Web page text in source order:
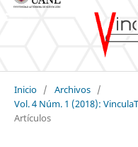
Inicio / Archivos /
Vol. 4 Núm. 1 (2018):
Artículos